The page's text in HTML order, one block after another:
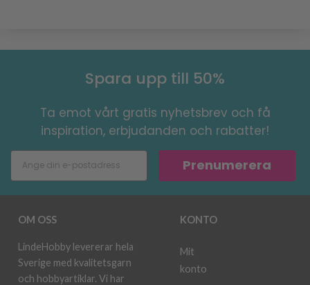
Spara upp till 50%
Ta emot vårt gratis nyhetsbrev och få
inspiration, erbjudanden och rabatter!
Prenumerera
OM OSS
LindeHobby levererar hela
Sverige med kvalitetsgarn
och hobbyartiklar. Vi har
KONTO
Mit
konto